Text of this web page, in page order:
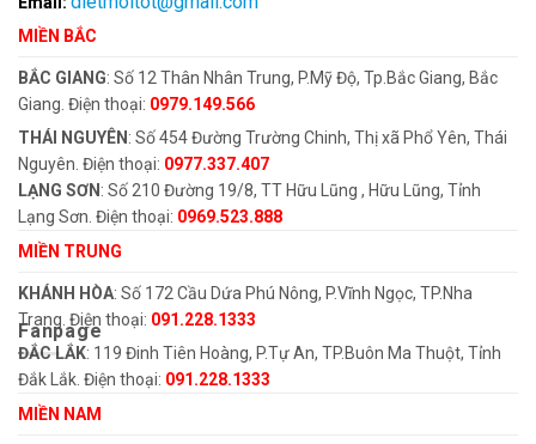
MIỀN BẮC
BẮC GIANG: Số 12 Thân Nhân Trung, P.Mỹ Độ, Tp.Bắc Giang, Bắc
Giang. Điện thoại: 0979.149.566
THÁI NGUYÊN : Số 454 Đường Trường Chinh, Thị xã Phổ Yên, Thái
Nguyên. Điện thoại: 0977.337.407
LẠNG SƠN : Số 210 Đường 19/8, TT Hữu Lũng , Hữu Lũng, Tỉnh
Lạng Sơn. Điện thoại: 0969.523.888
MIỀN TRUNG
KHÁNH HÒA: Số 172 Cầu Dứa Phú Nông, P.Vĩnh Ngọc, TP.Nha
Trang. Điện thoại: 091.228.1333
ĐẮC LẮK: 119 Đinh Tiên Hoàng, P.Tự An, TP.Buôn Ma Thuột, Tỉnh
Đắk Lắk. Điện thoại: 091.228.1333
MIỀN NAM
Fanpage